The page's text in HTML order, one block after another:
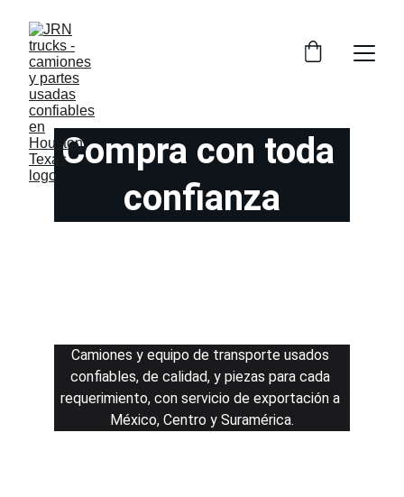
Compra con toda
confianza
Camiones y equipo de transporte usados
confiables, de calidad, y piezas para cada
requerimiento, con servicio de exportación a
México, Centro y Suramérica.